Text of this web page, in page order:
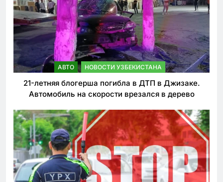
АВТО НОВОСТИ УЗБЕКИСТАНА
21-летняя блогерша погибла в ДТП в Джизаке.
Автомобиль на скорости врезался в дерево